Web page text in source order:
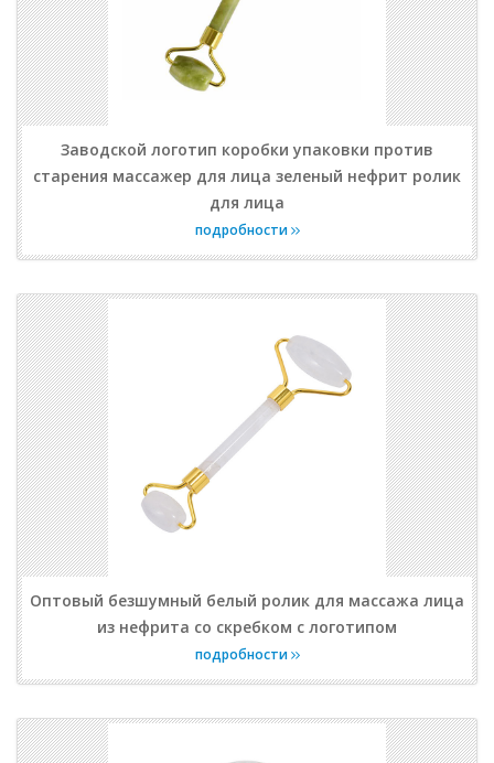
Заводской логотип коробки упаковки против
старения массажер для лица зеленый нефрит ролик
для лица
подробности
Оптовый безшумный белый ролик для массажа лица
из нефрита со скребком с логотипом
подробности